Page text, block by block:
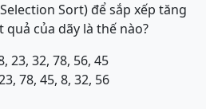
Sort) để sắp xếp tăng
của dãy là thế nào?
23, 32, 78, 56, 45
78, 45, 8, 32, 56